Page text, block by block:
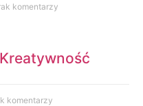
komentarzy
komentarzy